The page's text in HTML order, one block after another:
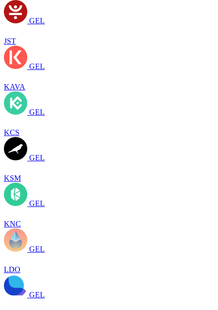
GEL
JST
GEL
KAVA
GEL
KCS
GEL
KSM
GEL
KNC
GEL
LDO
GEL